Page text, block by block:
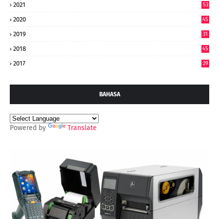
2021 53
2020 45
2019 31
2018 45
2017 29
BAHASA
Powered by Translate